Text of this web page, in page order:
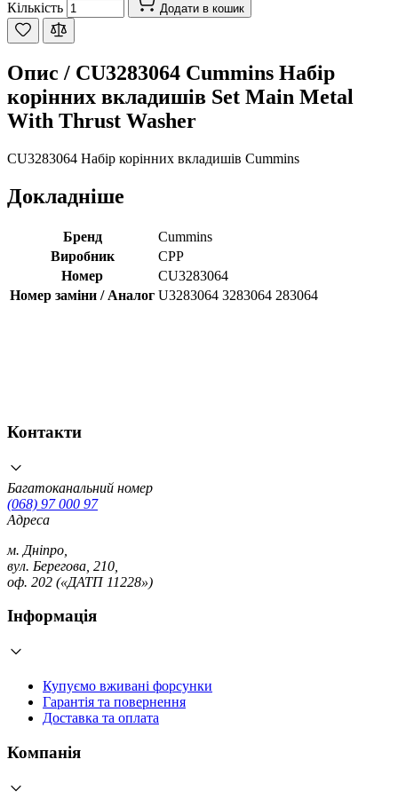
Кількість Додати в кошик
Опис / CU3283064 Cummins Набір
корінних вкладишів Set Main Metal
With Thrust Washer
CU3283064 Набір корінних вкладишів Cummins
Докладніше
Бренд
Cummins
Виробник
CPP
Номер
CU3283064
Номер заміни / Аналог U3283064 3283064 283064
Контакти
Багатоканальний номер
(068) 97 000 97
Адреса
м. Дніпро,
вул. Берегова, 210,
оф. 202 («ДАТП 11228»)
Інформація
Купуємо вживані форсунки
Гарантія та повернення
Доставка та оплата
Компанія